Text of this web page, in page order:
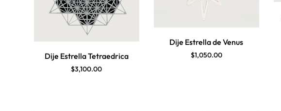
Dije Estrella Tetraedrica
$3,100.00
Dije Estrella de Venus
$1,050.00